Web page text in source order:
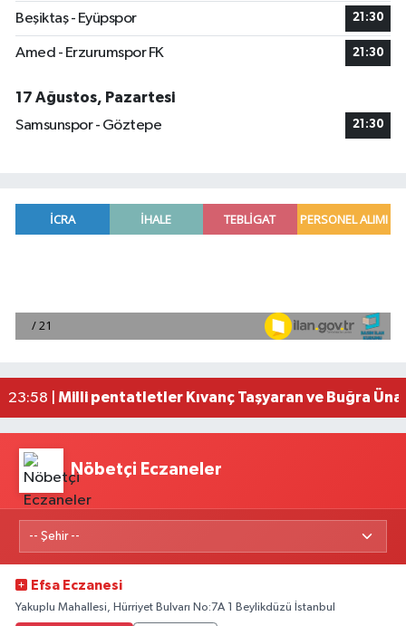
Beşiktaş - Eyüpspor 21:30
Amed - Erzurumspor FK 21:30
17 Ağustos, Pazartesi
Samsunspor - Göztepe
21:30
00:39 |
Mersin'de uyuşturucu operasyonunda 190
23:58 | Milli pentatletler Kıvanç Taşyaran ve Buğra
Nöbetçi Eczaneler
Efsa Eczanesi
Yakuplu Mahallesi, Hürriyet Bulvarı No:7A 1 Beylikdüzü İstanbul